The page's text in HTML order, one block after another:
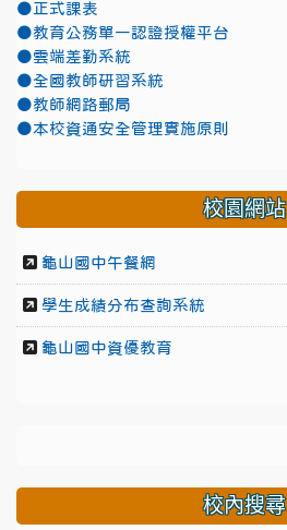
●正式課表
●教育公務單一認證授權平台
●雲端差勤系統
●全國教師研習系統
●教師網路郵局
●本校資通安全管理實施原則
校園網站
龜山國中午餐網
學生成績分布查詢系統
龜山國中資優教育
校內搜尋